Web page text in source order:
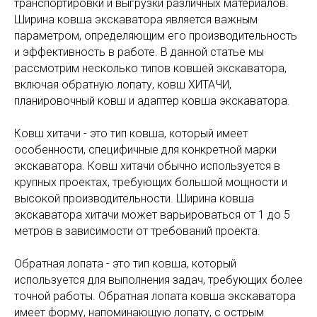
транспортировки и выгрузки различных материалов.
Ширина ковша экскаватора является важным
параметром, определяющим его производительность
и эффективность в работе. В данной статье мы
рассмотрим несколько типов ковшей экскаватора,
включая обратную лопату, ковш ХИТАЧИ,
планировочный ковш и адаптер ковша экскаватора.
Ковш хитачи - это тип ковша, который имеет
особенности, специфичные для конкретной марки
экскаватора. Ковш хитачи обычно используется в
крупных проектах, требующих большой мощности и
высокой производительности. Ширина ковша
экскаватора хитачи может варьироваться от 1 до 5
метров в зависимости от требований проекта.
Обратная лопата - это тип ковша, который
используется для выполнения задач, требующих более
точной работы. Обратная лопата ковша экскаватора
имеет форму, напоминающую лопату, с острым